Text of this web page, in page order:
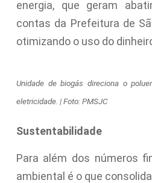
energia, que geram
contas da Prefeitura de
otimizando o uso do
Unidade de biogás direciona o
eletricidade. | Foto: PMSJC
Sustentabilidade
Para além dos números
ambiental é o que